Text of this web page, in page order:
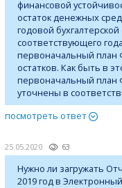
финансовой
остаток денежных
годовой
соответствующего
первоначальный план
остатков. Как быть в
первоначальный план
уточнены в
посмотреть ответ
25.05.2020 63
Нужно ли загружать
2019 год в